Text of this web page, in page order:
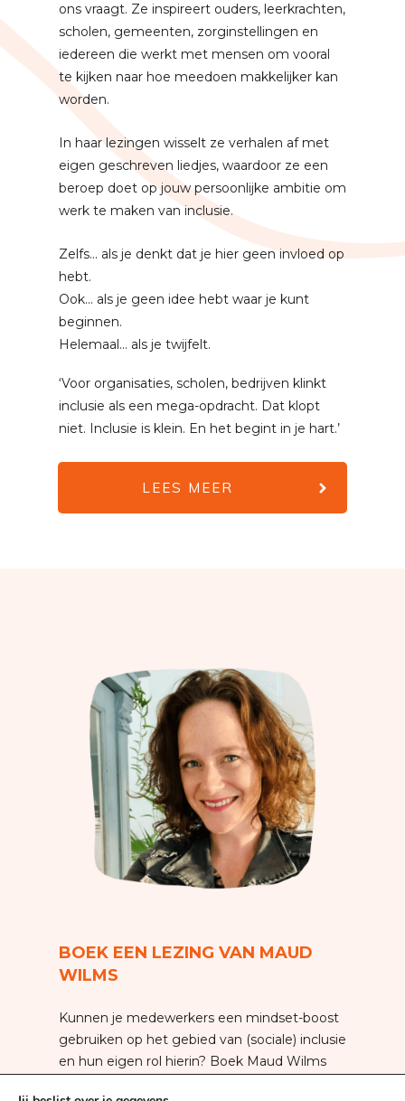
ons vraagt. Ze inspireert ouders, leerkrachten,
scholen, gemeenten, zorginstellingen en
iedereen die werkt met mensen om vooral
te kijken naar hoe meedoen makkelijker kan
worden.
In haar lezingen wisselt ze verhalen af met
eigen geschreven liedjes, waardoor ze een
beroep doet op jouw persoonlijke ambitie om
werk te maken van inclusie.
Zelfs... als je denkt dat je hier geen invloed op
hebt.
Ook... als je geen idee hebt waar je kunt
beginnen.
Helemaal... als je twijfelt.
‘Voor organisaties, scholen, bedrijven klinkt
inclusie als een mega-opdracht. Dat klopt
niet. Inclusie is klein. En het begint in je hart.’
LEES MEER
BOEK EEN LEZING VAN MAUD
WILMS
Kunnen je medewerkers een mindset-boost
gebruiken op het gebied van (sociale) inclusie
en hun eigen rol hierin? Boek Maud Wilms